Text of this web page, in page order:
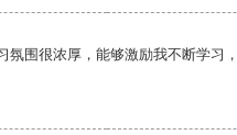
氛围很浓厚，能够激励我不断学习